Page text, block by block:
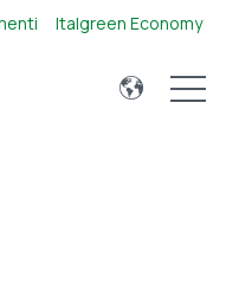
Italgreen Economy
Open